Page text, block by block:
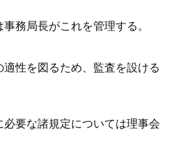
務局長がこれを管理する。
性を図るため、監査を設ける
要な諸規定については理事会